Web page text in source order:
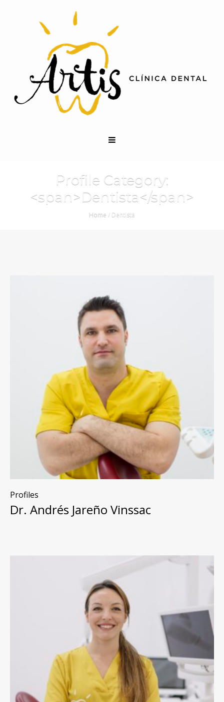
Profile Category:
<span>Dentista</span>
Home / Dentista
Profiles
Dr. Andrés Jareño Vinssac